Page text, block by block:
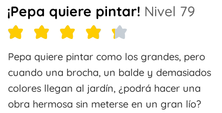
¡Pepa quiere pintar! Nivel 79
Pepa quiere pintar como los grandes, pero
cuando una brocha, un balde y demasiados
colores llegan al jardín, ¿podrá hacer una
obra hermosa sin meterse en un gran lío?